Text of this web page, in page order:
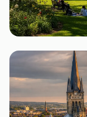
Berlin
24 Flohmärkte